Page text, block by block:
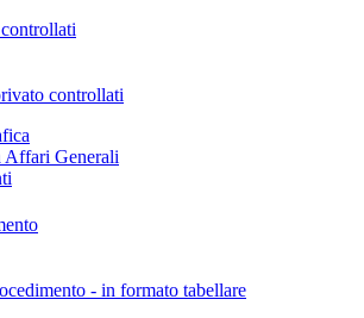
controllati
Affari Generali
- in formato tabellare